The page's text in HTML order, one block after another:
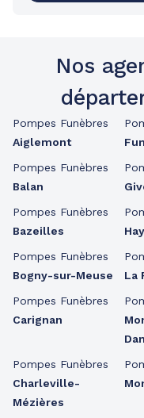
Nos
Pompes Funèbres
Aiglemont
Pompes Funèbres
Balan
Pompes Funèbres
Bazeilles
Pompes Funèbres
Bogny-sur-Meuse
Pompes Funèbres
Carignan
Pompes Funèbres
Charleville-
Mézières
La